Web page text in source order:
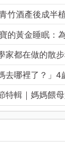
竹酒產後成半
的黃金睡眠：
家都在做的散
去哪裡了？」4
特輯｜媽媽餵